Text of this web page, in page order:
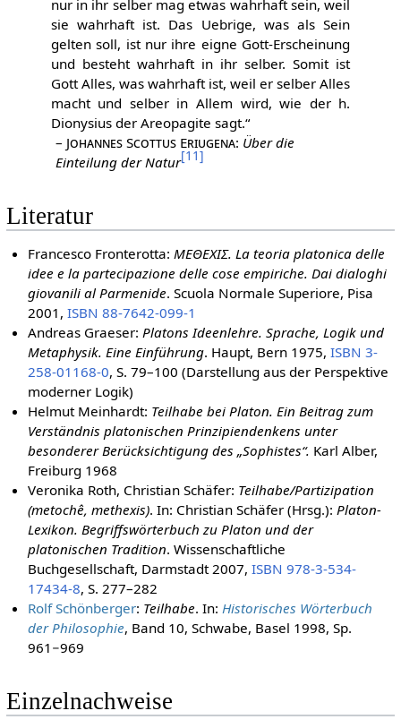
nur in ihr selber mag etwas wahrhaft sein, weil
sie wahrhaft ist. Das Uebrige, was als Sein
gelten soll, ist nur ihre eigne Gott-Erscheinung
und besteht wahrhaft in ihr selber. Somit ist
Gott Alles, was wahrhaft ist, weil er selber Alles
macht und selber in Allem wird, wie der h.
Dionysius der Areopagite sagt.“
– Johannes Scottus Eriugena: Über die
Einteilung der Natur[11]
Literatur
Francesco Fronterotta: ΜΕΘΕΧΙΣ. La teoria platonica delle
idee e la partecipazione delle cose empiriche. Dai dialoghi
giovanili al Parmenide. Scuola Normale Superiore, Pisa
2001,ISBN 88-7642-099-1
Andreas Graeser: Platons Ideenlehre. Sprache, Logik und
Metaphysik. Eine Einführung. Haupt, Bern 1975,ISBN 3-
258-01168-0, S. 79–100 (Darstellung aus der Perspektive
moderner Logik)
Helmut Meinhardt: Teilhabe bei Platon. Ein Beitrag zum
Verständnis platonischen Prinzipiendenkens unter
besonderer Berücksichtigung des „Sophistes“. Karl Alber,
Freiburg 1968
Veronika Roth, Christian Schäfer: Teilhabe/Partizipation
(metochê, methexis). In: Christian Schäfer (Hrsg.): Platon-
Lexikon. Begriffswörterbuch zu Platon und der
platonischen Tradition. Wissenschaftliche
Buchgesellschaft, Darmstadt 2007,ISBN 978-3-534-
17434-8, S. 277–282
Rolf Schönberger: Teilhabe. In: Historisches Wörterbuch
der Philosophie, Band 10, Schwabe, Basel 1998, Sp.
961−969
Einzelnachweise